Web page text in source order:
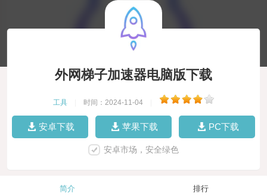
外网梯子加速器电脑版下载
工具 时间：2024-11-04
安卓下载 苹果下载 PC下载
安卓市场，安全绿色
简介 排行